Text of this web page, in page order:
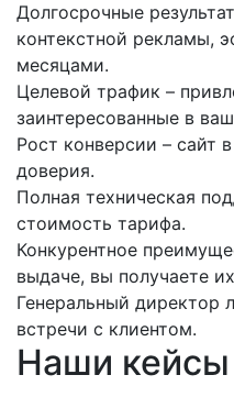
Долгосрочные
контекстной рекламы,
месяцами.
Целевой трафик –
заинтересованные в
Рост конверсии – сайт
доверия.
Полная техническая
стоимость тарифа.
Конкурентное
выдаче, вы получаете
Генеральный директор
встречи с клиентом.
Наши кейсы